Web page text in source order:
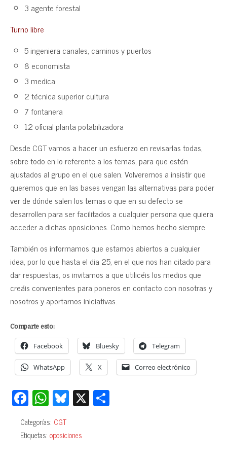
3 agente forestal
Turno libre
5 ingeniera canales, caminos y puertos
8 economista
3 medica
2 técnica superior cultura
7 fontanera
12 oficial planta potabilizadora
Desde CGT vamos a hacer un esfuerzo en revisarlas todas,
sobre todo en lo referente a los temas, para que estén
ajustados al grupo en el que salen. Volveremos a insistir que
queremos que en las bases vengan las alternativas para poder
ver de dónde salen los temas o que en su defecto se
desarrollen para ser facilitados a cualquier persona que quiera
acceder a dichas oposiciones. Como hemos hecho siempre.
También os informamos que estamos abiertos a cualquier
idea, por lo que hasta el dia 25, en el que nos han citado para
dar respuestas, os invitamos a que utilicéis los medios que
creáis convenientes para poneros en contacto con nosotras y
nosotros y aportarnos iniciativas.
Comparte esto:
Facebook Bluesky Telegram
WhatsApp X Correo electrónico
Fa
ce
bo
ok
W
ha
ts
A
Bl
ue
sk
y
X
Categorías: CGT
Etiquetas: oposiciones